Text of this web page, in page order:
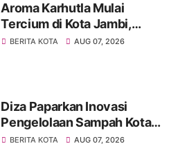
Aroma Karhutla Mulai
Tercium di Kota Jambi,
Warga Diminta Waspada
BERITA KOTA AUG 07, 2026
Diza Paparkan Inovasi
Pengelolaan Sampah Kota
Jambi di Forum UCLG
BERITA KOTA AUG 07, 2026